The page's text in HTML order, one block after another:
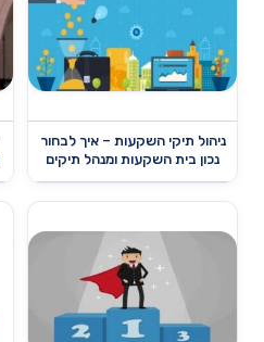
ניהול תיקי השקעות – איך לבחור
נכון בית השקעות ומנהל תיקים